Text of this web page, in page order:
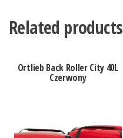
Related products
Ortlieb Back Roller City 40L
Czerwony